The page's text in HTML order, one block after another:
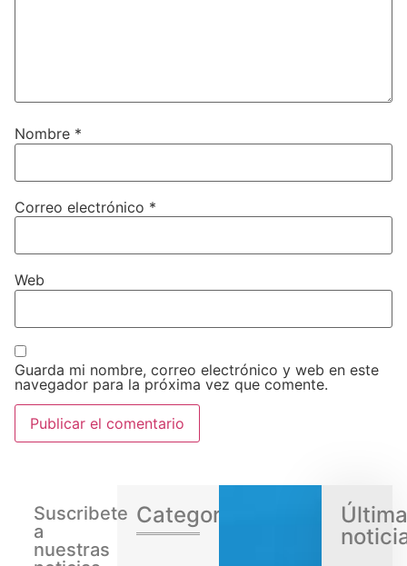
Nombre *
Correo electrónico *
Web
Guarda mi nombre, correo electrónico y web en este
navegador para la próxima vez que comente.
Suscribete
a
nuestras
Categorias